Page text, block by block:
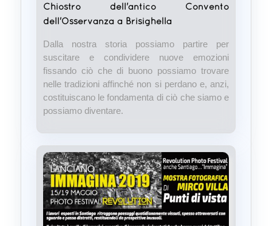
Chiostro dell'antico Convento
dell'Osservanza a Brisighella
Dalla nostra storia possiamo partire per
suscitare e condividere nuove emozioni
fissando ciò che di buono possiamo trovare
nelle tradizioni affinché non si perdano e, anzi,
costituiscano le fondamenta di ciò che siamo e
possiamo diventare.